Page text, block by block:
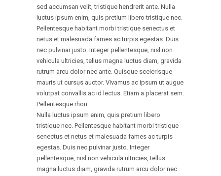
sed accumsan velit, tristique hendrerit ante. Nulla
luctus ipsum enim, quis pretium libero tristique nec.
Pellentesque habitant morbi tristique senectus et
netus et malesuada fames ac turpis egestas. Duis
nec pulvinar justo. Integer pellentesque, nisl non
vehicula ultricies, tellus magna luctus diam, gravida
rutrum arcu dolor nec ante. Quisque scelerisque
mauris ut cursus auctor. Vivamus ac ipsum ut augue
volutpat convallis ac id lectus. Etiam a placerat sem.
Pellentesque rhon.
Nulla luctus ipsum enim, quis pretium libero
tristique nec. Pellentesque habitant morbi tristique
senectus et netus et malesuada fames ac turpis
egestas. Duis nec pulvinar justo. Integer
pellentesque, nisl non vehicula ultricies, tellus
magna luctus diam, gravida rutrum arcu dolor nec